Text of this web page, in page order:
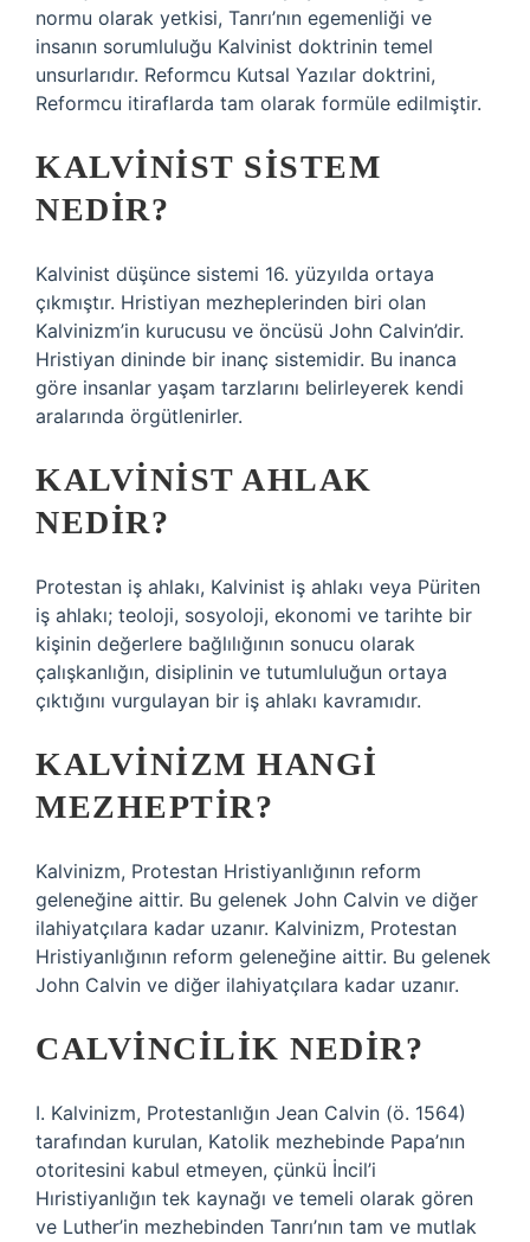
normu olarak yetkisi, Tanrı’nın egemenliği ve
insanın sorumluluğu Kalvinist doktrinin temel
unsurlarıdır. Reformcu Kutsal Yazılar doktrini,
Reformcu itiraflarda tam olarak formüle edilmiştir.
KALVINIST SISTEM
NEDIR?
Kalvinist düşünce sistemi 16. yüzyılda ortaya
çıkmıştır. Hristiyan mezheplerinden biri olan
Kalvinizm’in kurucusu ve öncüsü John Calvin’dir.
Hristiyan dininde bir inanç sistemidir. Bu inanca
göre insanlar yaşam tarzlarını belirleyerek kendi
aralarında örgütlenirler.
KALVINIST AHLAK
NEDIR?
Protestan iş ahlakı, Kalvinist iş ahlakı veya Püriten
iş ahlakı; teoloji, sosyoloji, ekonomi ve tarihte bir
kişinin değerlere bağlılığının sonucu olarak
çalışkanlığın, disiplinin ve tutumluluğun ortaya
çıktığını vurgulayan bir iş ahlakı kavramıdır.
KALVINIZM HANGI
MEZHEPTIR?
Kalvinizm, Protestan Hristiyanlığının reform
geleneğine aittir. Bu gelenek John Calvin ve diğer
ilahiyatçılara kadar uzanır. Kalvinizm, Protestan
Hristiyanlığının reform geleneğine aittir. Bu gelenek
John Calvin ve diğer ilahiyatçılara kadar uzanır.
CALVINCILIK NEDIR?
I. Kalvinizm, Protestanlığın Jean Calvin (ö. 1564)
tarafından kurulan, Katolik mezhebinde Papa’nın
otoritesini kabul etmeyen, çünkü İncil’i
Hıristiyanlığın tek kaynağı ve temeli olarak gören
ve Luther’in mezhebinden Tanrı’nın tam ve mutlak